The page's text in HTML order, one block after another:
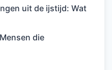
uit de ijstijd: Wat
die